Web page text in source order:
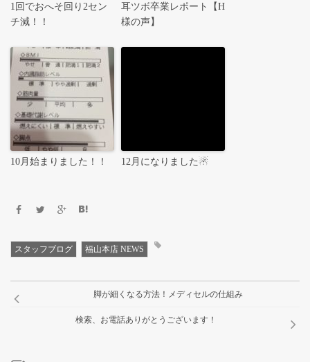
1回でおへそ回り2セン
チ減！！
耳ツボ卒業レポート【H
様の声】
10月始まりました！！ 12月になりました☃
スタッフブログ 福山本店 NEWS
脚が細くなる方法！メディセルの仕組み
検索、お電話ありがとうございます！